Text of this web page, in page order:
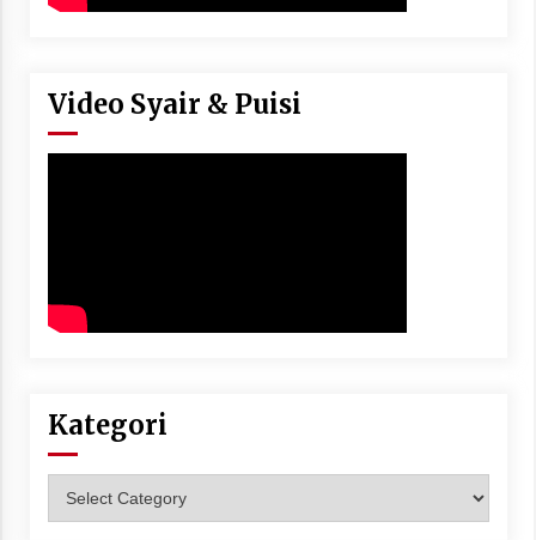
Video Syair & Puisi
Kategori